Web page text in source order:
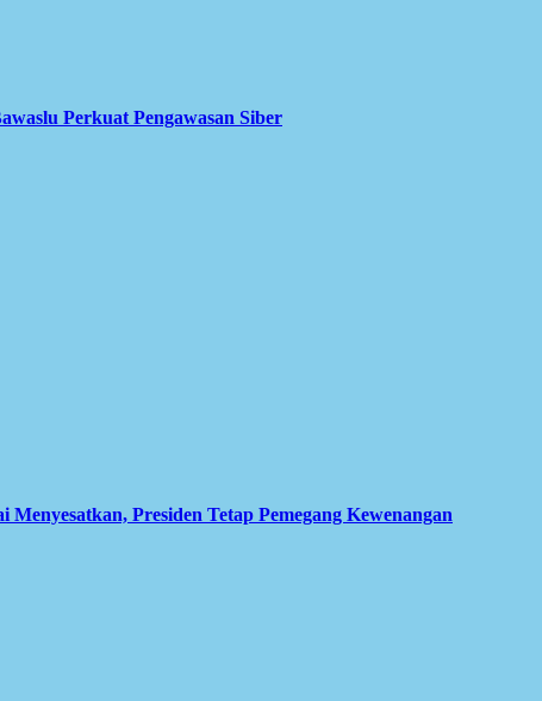
Perkuat Pengawasan Siber
Presiden Tetap Pemegang Kewenangan